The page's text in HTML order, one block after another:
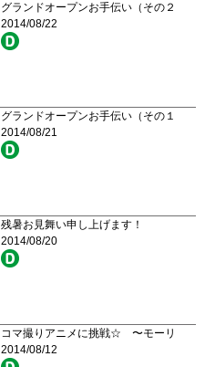
グランドオープンお手伝い（その２
2014/08/22
グランドオープンお手伝い（その１
2014/08/21
残暑お見舞い申し上げます！
2014/08/20
コマ撮りアニメに挑戦☆ 〜モーリ
2014/08/12